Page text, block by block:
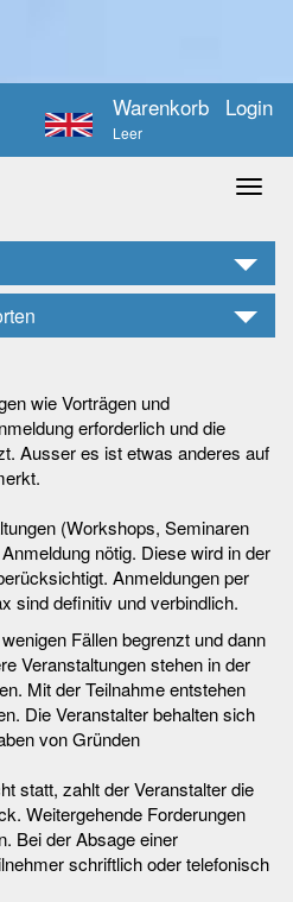
Login
Warenkorb
Leer
wie Vorträgen und
erforderlich und die
Ausser es ist etwas anderes auf
(Workshops, Seminaren
nötig. Diese wird in der
Anmeldungen per
sind definitiv und verbindlich.
Fällen begrenzt und dann
Veranstaltungen stehen in der
Mit der Teilnahme entstehen
Die Veranstalter behalten sich
von Gründen
statt, zahlt der Veranstalter die
Weitergehende Forderungen
Bei der Absage einer
schriftlich oder telefonisch